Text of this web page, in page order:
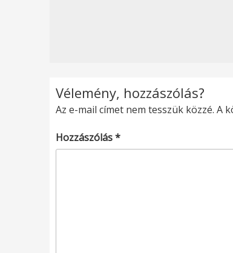
Vélemény, hozzászólás?
Az e-mail címet nem tesszük közzé. A
Hozzászólás*